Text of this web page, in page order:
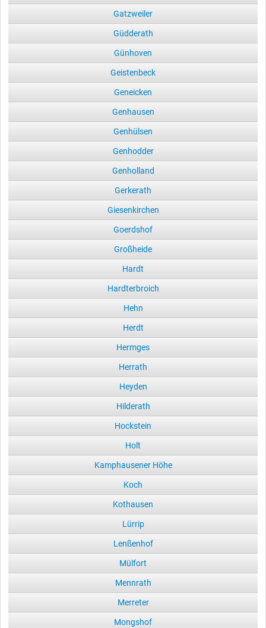
Gatzweiler
Güdderath
Günhoven
Geistenbeck
Geneicken
Genhausen
Genhülsen
Genhodder
Genholland
Gerkerath
Giesenkirchen
Goerdshof
Großheide
Hardt
Hardterbroich
Hehn
Herdt
Hermges
Herrath
Heyden
Hilderath
Hockstein
Holt
Kamphausener Höhe
Koch
Kothausen
Lürrip
Lenßenhof
Mülfort
Mennrath
Merreter
Mongshof